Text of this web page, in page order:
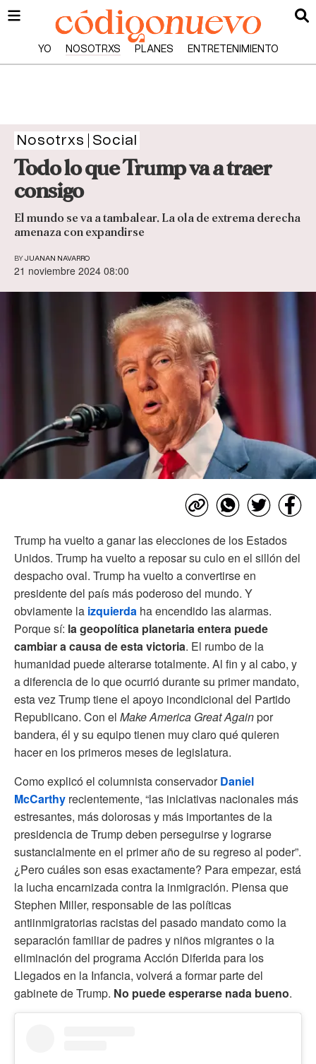
YO NOSOTRXS PLANES ENTRETENIMIENTO
Nosotrxs Social
Todo lo que Trump va a traer
consigo
El mundo se va a tambalear. La ola de extrema derecha
amenaza con expandirse
BY JUANAN NAVARRO
21 noviembre 2024 08:00
Trump ha vuelto a ganar las elecciones de los Estados
Unidos. Trump ha vuelto a reposar su culo en el sillón del
despacho oval. Trump ha vuelto a convertirse en
presidente del país más poderoso del mundo. Y
obviamente la izquierda ha encendido las alarmas.
Porque sí: la geopolítica planetaria entera puede
cambiar a causa de esta victoria. El rumbo de la
humanidad puede alterarse totalmente. Al fin y al cabo, y
a diferencia de lo que ocurrió durante su primer mandato,
esta vez Trump tiene el apoyo incondicional del Partido
Republicano. Con el Make America Great Againpor
bandera, él y su equipo tienen muy claro qué quieren
hacer en los primeros meses de legislatura.
Como explicó el columnista conservadorDaniel
McCarthy recientemente, “las iniciativas nacionales más
estresantes, más dolorosas y más importantes de la
presidencia de Trump deben perseguirse y lograrse
sustancialmente en el primer año de su regreso al poder”.
¿Pero cuáles son esas exactamente? Para empezar, está
la lucha encarnizada contra la inmigración. Piensa que
Stephen Miller, responsable de las políticas
antiinmigratorias racistas del pasado mandato como la
separación familiar de padres y niños migrantes o la
eliminación del programa Acción Diferida para los
Llegados en la Infancia, volverá a formar parte del
gabinete de Trump. No puede esperarse nada bueno.